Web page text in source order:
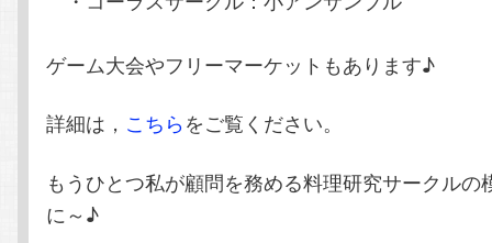
ゲーム大会やフリーマーケットもあります♪
詳細は， こちらをご覧ください。
もうひとつ私が顧問を務める料理研究サークルの
に～♪